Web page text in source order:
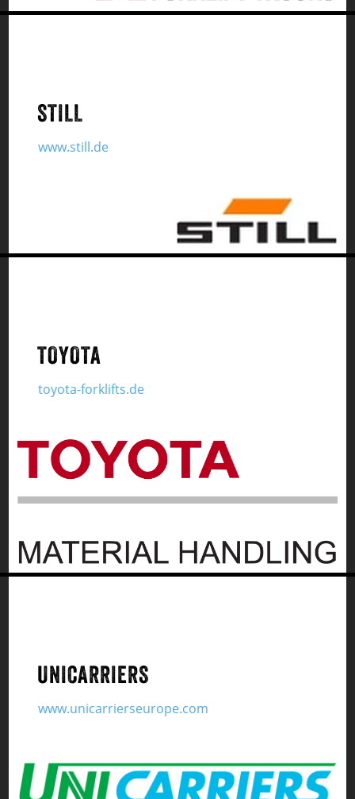
STILL
www.still.de
TOYOTA
toyota-forklifts.de
UNICARRIERS
www.unicarrierseurope.com